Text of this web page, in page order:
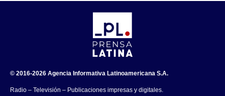
© 2016-2026 Agencia Informativa Latinoamericana S.A.
Radio – Televisión – Publicaciones impresas y digitales.